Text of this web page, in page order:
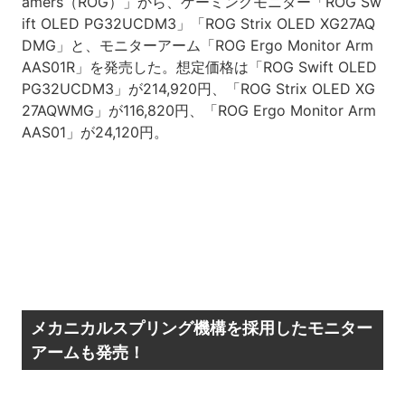
ift OLED PG32UCDM3」「ROG Strix OLED XG27AQ
DMG」と、モニターアーム「ROG Ergo Monitor Arm
AAS01R」を発売した。想定価格は「ROG Swift OLED
PG32UCDM3」が214,920円、「ROG Strix OLED XG
27AQWMG」が116,820円、「ROG Ergo Monitor Arm
AAS01」が24,120円。
メカニカルスプリング機構を採用したモニター
アームも発売！